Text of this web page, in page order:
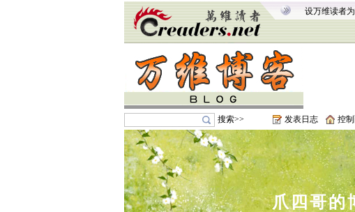
设万维读者
搜索>> 发表日志 控
爪四哥的